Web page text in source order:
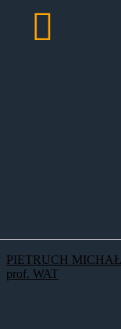
PIETRUCH
prof. WAT